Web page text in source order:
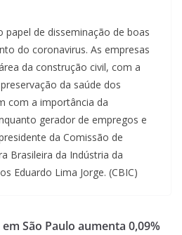
papel de disseminação de boas
do coronavirus. As empresas
da construção civil, com a
da saúde dos
com a importância da
gerador de empregos e
da Comissão de
Brasileira da Indústria da
Eduardo Lima Jorge. (CBIC)
São Paulo aumenta 0,09%